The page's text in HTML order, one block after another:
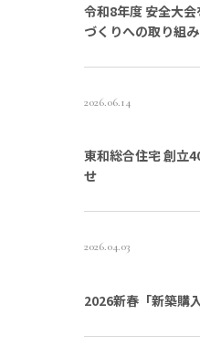
令和8年度 安全大
づくりへの取り組み
2026.06.14
東和総合住宅 創立
せ
2026.04.03
2026新春「新築購